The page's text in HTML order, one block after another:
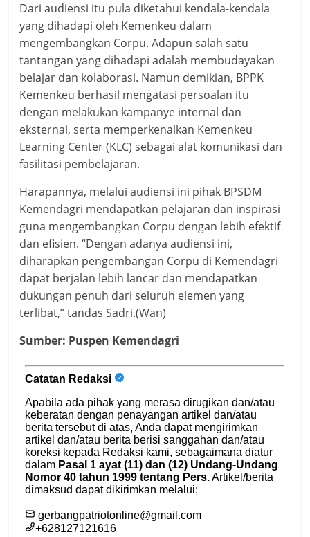
Dari audiensi itu pula diketahui kendala-kendala
yang dihadapi oleh Kemenkeu dalam
mengembangkan Corpu. Adapun salah satu
tantangan yang dihadapi adalah membudayakan
belajar dan kolaborasi. Namun demikian, BPPK
Kemenkeu berhasil mengatasi persoalan itu
dengan melakukan kampanye internal dan
eksternal, serta memperkenalkan Kemenkeu
Learning Center (KLC) sebagai alat komunikasi dan
fasilitasi pembelajaran.
Harapannya, melalui audiensi ini pihak BPSDM
Kemendagri mendapatkan pelajaran dan inspirasi
guna mengembangkan Corpu dengan lebih efektif
dan efisien. “Dengan adanya audiensi ini,
diharapkan pengembangan Corpu di Kemendagri
dapat berjalan lebih lancar dan mendapatkan
dukungan penuh dari seluruh elemen yang
terlibat,” tandas Sadri.(Wan)
Sumber: Puspen Kemendagri